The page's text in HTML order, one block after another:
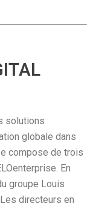
solutions
globale dans
compose de trois
En
groupe Louis
directeurs en